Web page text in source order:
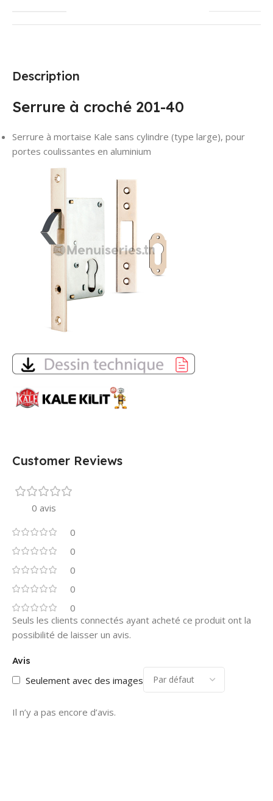
Description
Serrure à croché 201-40
Serrure à mortaise Kale sans cylindre (type large), pour
portes coulissantes en aluminium
Customer Reviews
0 avis
0
0
0
0
0
Avis
Seulement avec des images
Il n’y a pas encore d’avis.
Seuls les clients connectés ayant acheté ce produit ont la
possibilité de laisser un avis.